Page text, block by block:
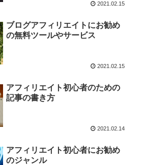
2021.02.15
ブログアフィリエイトにお勧め
の無料ツールやサービス
2021.02.15
アフィリエイト初心者のための
記事の書き方
2021.02.14
アフィリエイト初心者にお勧め
のジャンル